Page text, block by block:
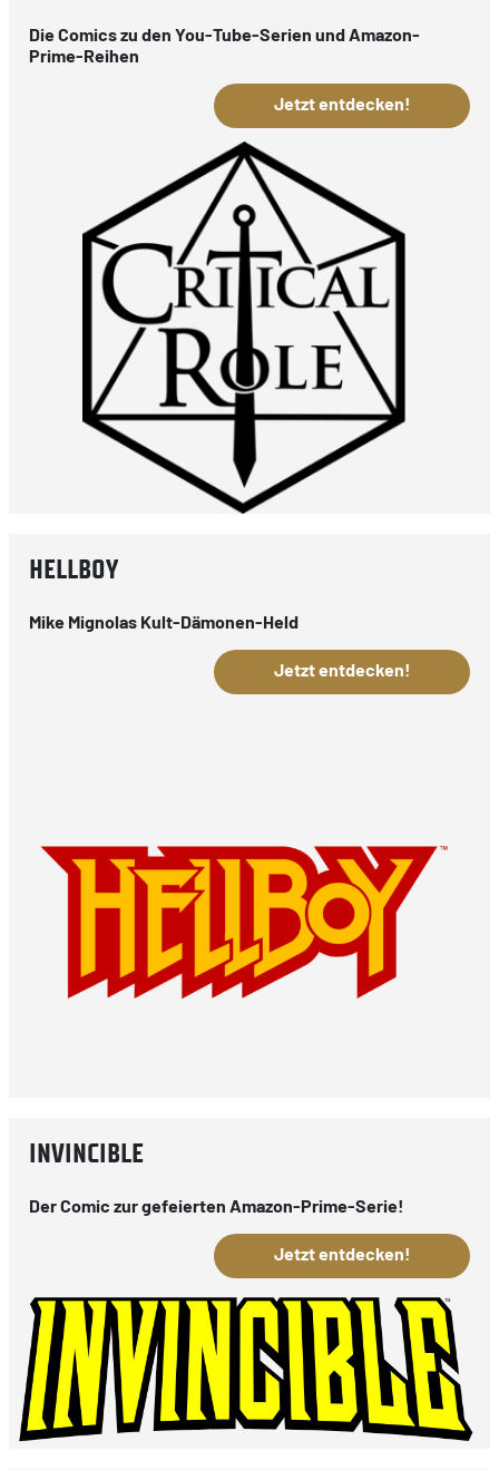
Die Comics zu den You-Tube-Serien und Amazon-
Prime-Reihen
Jetzt entdecken!
HELLBOY
Mike Mignolas Kult-Dämonen-Held
Jetzt entdecken!
INVINCIBLE
Der Comic zur gefeierten Amazon-Prime-Serie!
Jetzt entdecken!